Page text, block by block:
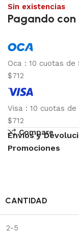
Sin existencias
Pagando
Oca : 10 cuotas de
$712
Visa : 10 cuotas de
$712
Compare
Envíos y
Promociones
CANTIDAD
2-5